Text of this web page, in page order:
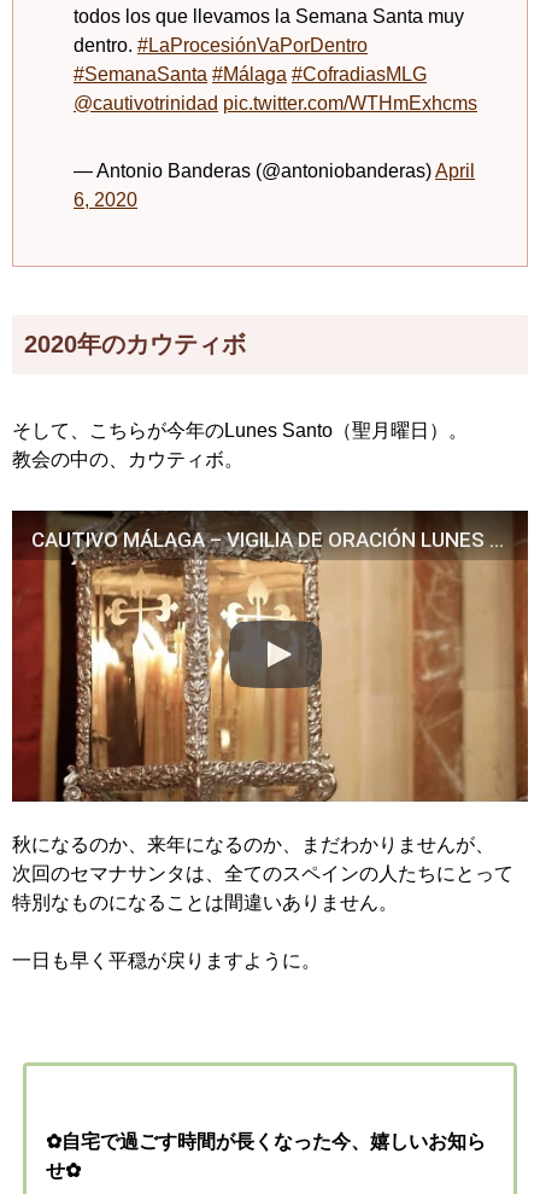
todos los que llevamos la Semana Santa muy
dentro. #LaProcesiónVaPorDentro
#SemanaSanta #Málaga #CofradiasMLG
@cautivotrinidad pic.twitter.com/WTHmExhcms
— Antonio Banderas (@antoniobanderas)April
6, 2020
2020年のカウティボ
そして、こちらが今年のLunes Santo（聖月曜日）。
教会の中の、カウティボ。
CAUTIVO MÁLAGA – VIGILIA DE ORACIÓN LUNES SANTO 2020
秋になるのか、来年になるのか、まだわかりませんが、
次回のセマナサンタは、全てのスペインの人たちにとって
特別なものになることは間違いありません。
一日も早く平穏が戻りますように。
✿自宅で過ごす時間が長くなった今、嬉しいお知ら
せ✿